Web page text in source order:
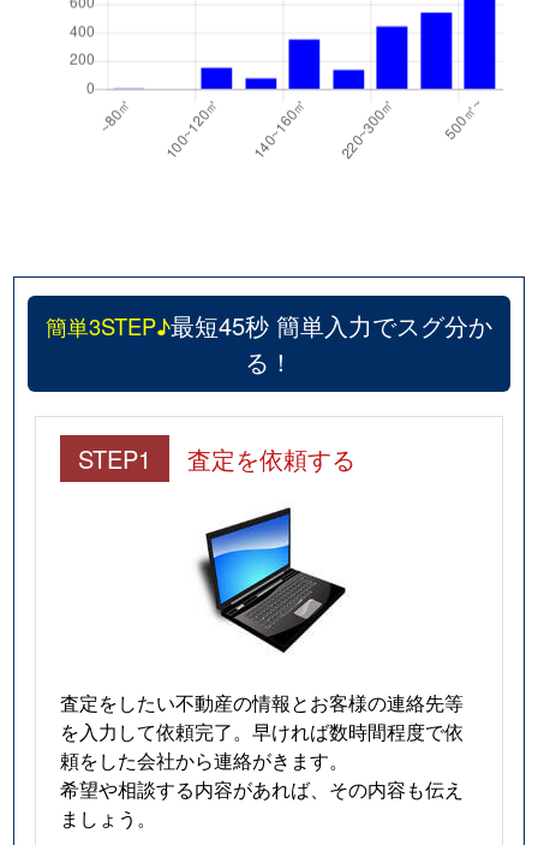
簡単3STEP♪最短45秒 簡単入力でスグ分か
る！
STEP1 査定を依頼する
査定をしたい不動産の情報とお客様の連絡先等
を入力して依頼完了。早ければ数時間程度で依
頼をした会社から連絡がきます。
希望や相談する内容があれば、その内容も伝え
ましょう。